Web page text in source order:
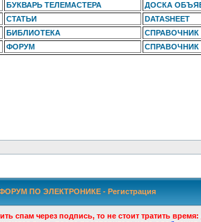
БУКВАРЬ ТЕЛЕМАСТЕРА
ДОСКА
СТАТЬИ
DATASHEET
БИБЛИОТЕКА
СПРАВОЧНИК
ФОРУМ
ПО ЭЛЕКТРОНИКЕ - Регистрация
спам через подпись, то не стоит тратить